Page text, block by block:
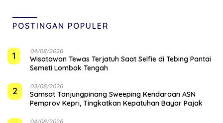
POSTINGAN POPULER
1 04/08/2026
Wisatawan Tewas Terjatuh Saat Selfie di Tebing Pantai
Semeti Lombok Tengah
2 03/08/2026
Samsat Tanjungpinang Sweeping Kendaraan ASN
Pemprov Kepri, Tingkatkan Kepatuhan Bayar Pajak